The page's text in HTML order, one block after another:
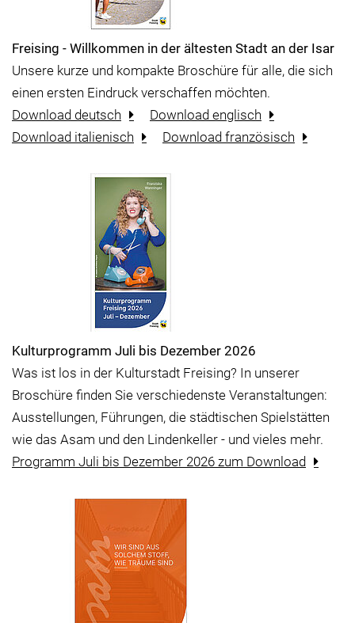
Freising - Willkommen in der ältesten Stadt an der Isar
Unsere kurze und kompakte Broschüre für alle, die sich
einen ersten Eindruck verschaffen möchten.
Download deutsch
Download englisch
Download italienisch
Download französisch
Kulturprogramm Juli bis Dezember 2026
Was ist los in der Kulturstadt Freising? In unserer
Broschüre finden Sie verschiedenste Veranstaltungen:
Ausstellungen, Führungen, die städtischen Spielstätten
wie das Asam und den Lindenkeller - und vieles mehr.
Programm Juli bis Dezember 2026 zum Download